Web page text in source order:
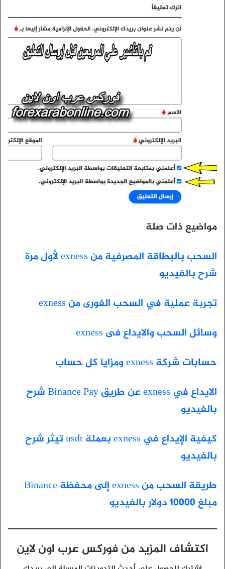
مواضيع ذات صلة
السحب بالبطاقة المصرفية من exness لأول مرة
شرح بالفيديو
تجربة عملية في السحب الفورى من exness
وسائل السحب والايداع فى exness
حسابات شركة exness ومزايا كل حساب
الايداع في exness عن طريق Binance Pay شرح
بالفيديو
كيفية الإيداع في exness بعملة usdt تيثر شرح
بالفيديو
طريقة السحب من exness إلى محفظة Binance
مبلغ 10000 دولار بالفيديو
اكتشاف المزيد من فوركس عرب اون لاين